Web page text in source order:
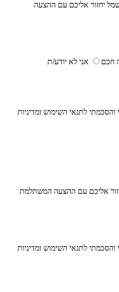
יחזור אליכם עם ההצעה
חכם אני לא יודע/ת
לתנאי השימוש ומדיניות
אליכם עם ההצעה המשתלמת
לתנאי השימוש ומדיניות